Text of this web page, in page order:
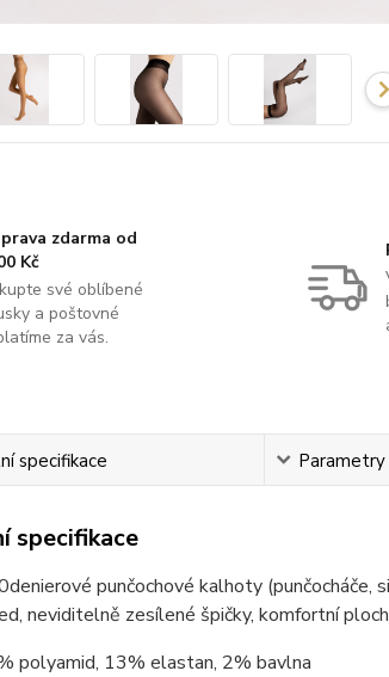
zdarma od
Kč
své oblíbené
a poštovné
za vás.
specifikace Parametry
specifikace
punčochové kalhoty
neviditelně zesílené špičky, komfortní
polyamid, 13% elastan, 2% bavlna